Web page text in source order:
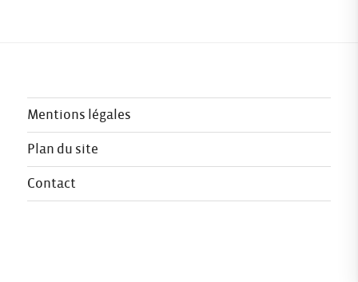
Mentions légales
Plan du site
Contact